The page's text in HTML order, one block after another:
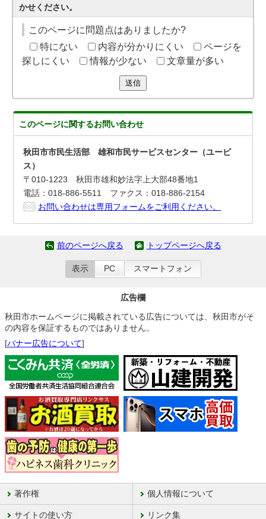
かせください。
このページに問題点はありましたか?
特にない
内容が分かりにくい
ページを
探しにくい
情報が少ない 文章量が多い
送信
このページに関するお問い合わせ
秋田市市民生活部 雄和市民サービスセンター（ユービ
ス）
〒010-1223 秋田市雄和妙法字上大部48番地1
電話：018-886-5511 ファクス：018-886-2154
お問い合わせは専用フォームをご利用ください。
前のページへ戻る トップページへ戻る
表示 PC スマートフォン
広告欄
秋田市ホームページに掲載されている広告については、秋田市がそ
の内容を保証するものではありません。
[バナー広告について]
著作権 個人情報について
サイトの使い方 リンク集